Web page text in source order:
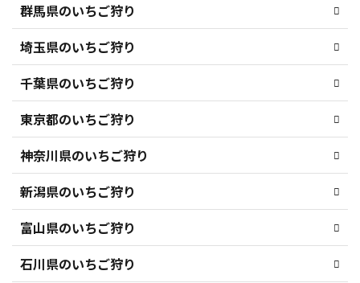
群馬県のいちご狩り
埼玉県のいちご狩り
千葉県のいちご狩り
東京都のいちご狩り
神奈川県のいちご狩り
新潟県のいちご狩り
富山県のいちご狩り
石川県のいちご狩り